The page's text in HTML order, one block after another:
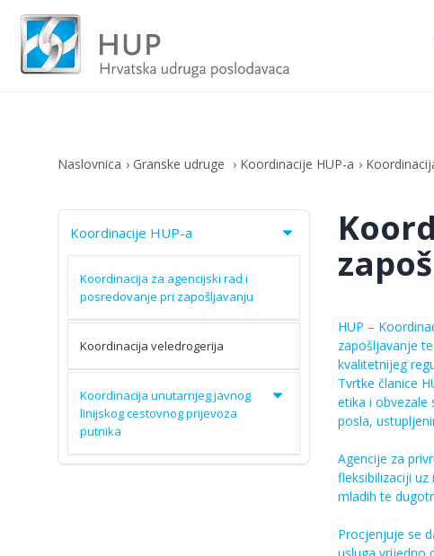
Naslovnica Granske udruge Koordinacije HUP-a
Koordinacije HUP-a
Koordinacija za agencijski rad i
posredovanje pri zapošljavanju
Koordinacija veledrogerija
Koordinacija unutarnjeg javnog
linijskog cestovnog prijevoza
putnika
HUP –
zapošljavanje
kvalitetnijeg
Tvrtke članice
etika i obvezale
posla,
Agencije za
fleksibilizaciji
mladih te
Procjenjuje se